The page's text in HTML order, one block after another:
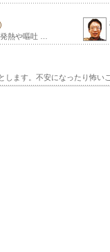
熱や嘔吐 …
します。不安になったり怖い